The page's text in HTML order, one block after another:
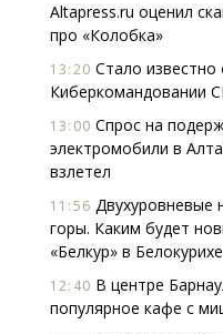
Altapress.ru оценил
про «Колобка»
13:20 Стало известно
Киберкомандовании
13:00 Спрос на
электромобили в
взлетел
11:56 Двухуровневые
горы. Каким будет
«Белкур» в Белокурихе
12:40 В центре
популярное кафе с